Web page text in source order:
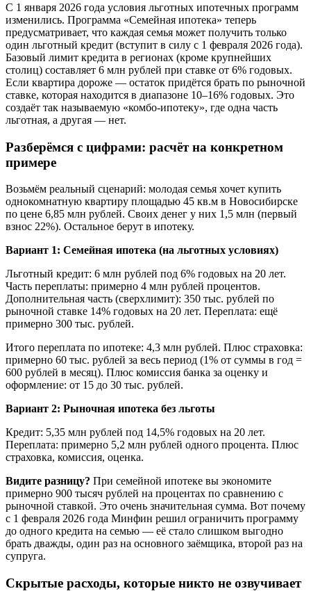
С 1 января 2026 года условия льготных ипотечных программ
изменились. Программа «Семейная ипотека» теперь
предусматривает, что каждая семья может получить только
один льготный кредит (вступит в силу с 1 февраля 2026 года).
Базовый лимит кредита в регионах (кроме крупнейших
столиц) составляет 6 млн рублей при ставке от 6% годовых.
Если квартира дороже — остаток придётся брать по рыночной
ставке, которая находится в диапазоне 10–16% годовых. Это
создаёт так называемую «комбо-ипотеку», где одна часть
льготная, а другая — нет.
Разберёмся с цифрами: расчёт на конкретном
примере
Возьмём реальный сценарий: молодая семья хочет купить
однокомнатную квартиру площадью 45 кв.м в Новосибирске
по цене 6,85 млн рублей. Своих денег у них 1,5 млн (первый
взнос 22%). Остальное берут в ипотеку.
Вариант 1: Семейная ипотека (на льготных условиях)
Льготный кредит: 6 млн рублей под 6% годовых на 20 лет.
Часть переплаты: примерно 4 млн рублей процентов.
Дополнительная часть (сверхлимит): 350 тыс. рублей по
рыночной ставке 14% годовых на 20 лет. Переплата: ещё
примерно 300 тыс. рублей.
Итого переплата по ипотеке: 4,3 млн рублей. Плюс страховка:
примерно 60 тыс. рублей за весь период (1% от суммы в год =
600 рублей в месяц). Плюс комиссия банка за оценку и
оформление: от 15 до 30 тыс. рублей.
Вариант 2: Рыночная ипотека без льготы
Кредит: 5,35 млн рублей под 14,5% годовых на 20 лет.
Переплата: примерно 5,2 млн рублей одного процента. Плюс
страховка, комиссия, оценка.
Видите разницу? При семейной ипотеке вы экономите
примерно 900 тысяч рублей на процентах по сравнению с
рыночной ставкой. Это очень значительная сумма. Вот почему
с 1 февраля 2026 года Минфин решил ограничить программу
до одного кредита на семью — её стало слишком выгодно
брать дважды, один раз на основного заёмщика, второй раз на
супруга.
Скрытые расходы, которые никто не озвучивает